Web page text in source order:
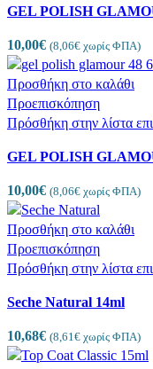
GEL POLISH
10,00€ (8,06€ χωρίς ΦΠΑ)
Προσθήκη στο καλάθι
Προεπισκόπηση
Πρόσθήκη στην λίστα
GEL POLISH
10,00€ (8,06€ χωρίς ΦΠΑ)
Προσθήκη στο καλάθι
Προεπισκόπηση
Πρόσθήκη στην λίστα
Seche Natural 14ml
10,68€ (8,61€ χωρίς ΦΠΑ)